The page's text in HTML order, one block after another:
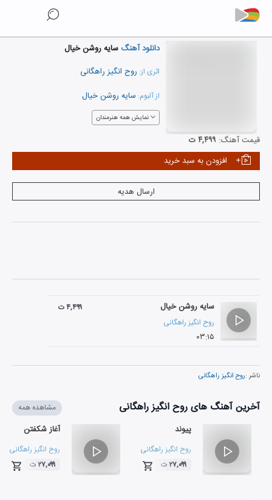
دانلود آهنگ سایه روشن خیال
اثری از: روح انگیز راهگانی
از آلبوم: سایه روشن خیال
نمایش همه هنرمندان
قیمت آهنگ: ۴,۴۹۹ ت
افزودن به سبد خرید
ارسال هدیه
سایه روشن خیال
روح انگیز راهگانی
۰۳:۱۵
۴,۴۹۹ ت
ناشر :روح انگیز راهگانی
آخرین آهنگ های روح انگیز راهگانی مشاهده همه
پیوند
روح انگیز راهگانی
۰۴:۵۰
۲۷,۰۹۹ ت
آغاز شکفتن
روح انگیز راهگانی
۰۴:۰۲
۲۷,۰۹۹ ت